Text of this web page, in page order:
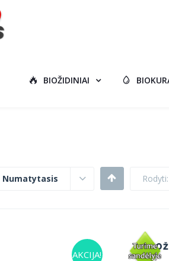
BIOŽIDINIAI
Numatytasis
AKCIJA!